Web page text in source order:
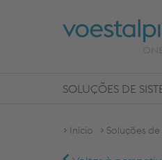
SOLUÇÕES DE
Início Soluções